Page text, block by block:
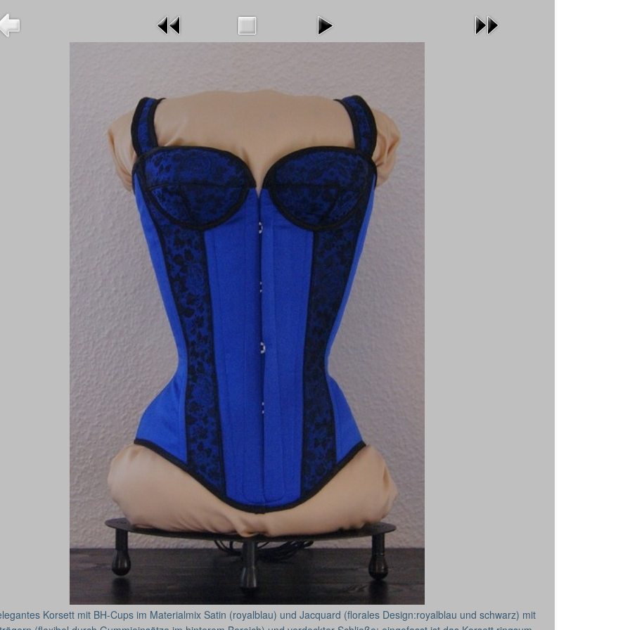
Korsett mit BH-Cups im Materialmix Satin (royalblau) und Jacquard (florales Design:royalblau und schwarz) mit